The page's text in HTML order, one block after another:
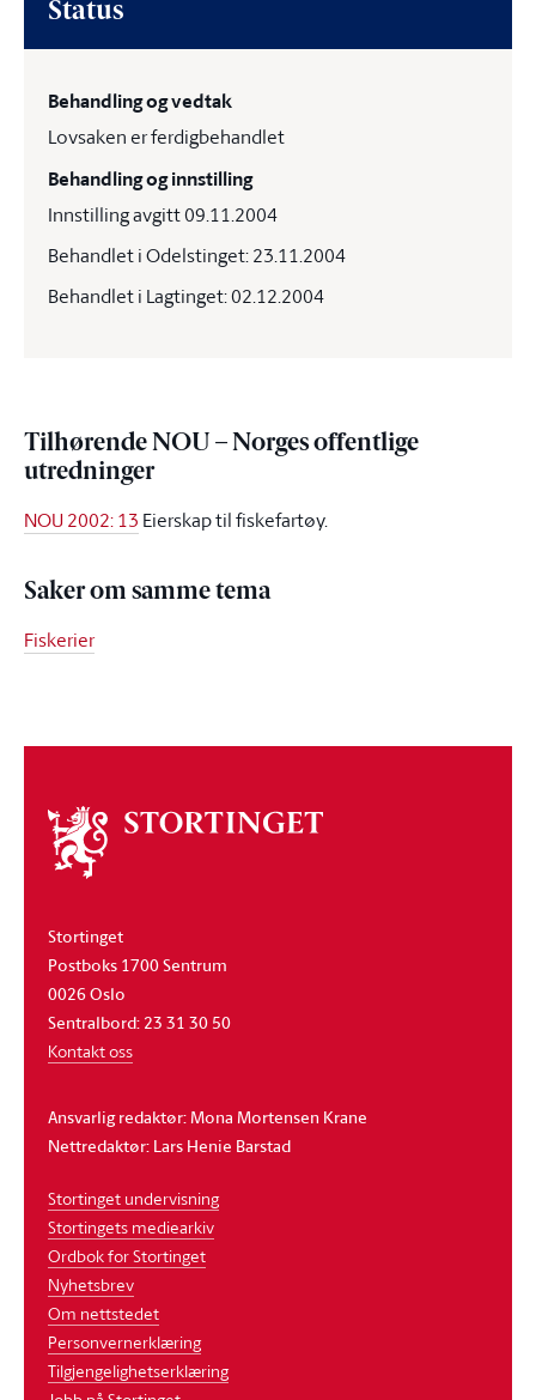
Status
Behandling og vedtak
Lovsaken er ferdigbehandlet
Behandling og innstilling
Innstilling avgitt 09.11.2004
Behandlet i Odelstinget: 23.11.2004
Behandlet i Lagtinget: 02.12.2004
Tilhørende NOU – Norges offentlige
utredninger
NOU 2002: 13 Eierskap til fiskefartøy.
Saker om samme tema
Fiskerier
Om
stortinget
Stortinget
Postboks 1700 Sentrum
0026 Oslo
Sentralbord: 23 31 30 50
Kontakt oss
Ansvarlig redaktør: Mona Mortensen Krane
Nettredaktør: Lars Henie Barstad
Stortinget undervisning
Stortingets mediearkiv
Ordbok for Stortinget
Nyhetsbrev
Om nettstedet
Personvernerklæring
Tilgjengelighetserklæring